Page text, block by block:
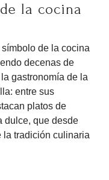
la cocina
de la cocina
decenas de
gastronomía de la
entre sus
platos de
dulce, que desde
la tradición culinaria